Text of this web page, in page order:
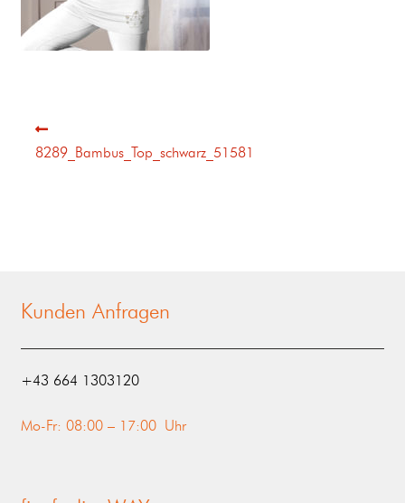
8289_Bambus_Top_schwarz_51581
Kunden Anfragen
‭+43 664 1303120‬
Mo-Fr: 08:00 – 17:00 Uhr